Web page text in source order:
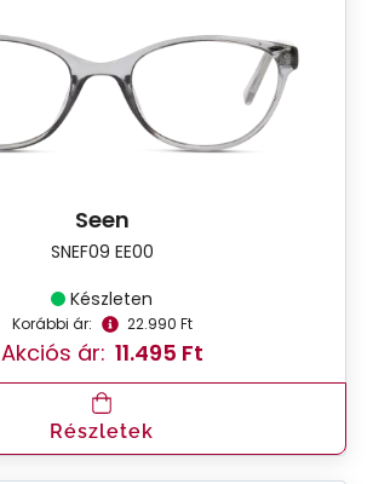
Seen
SNEF09 EE00
Készleten
Korábbi ár: 22.990 Ft
Akciós ár: 11.495 Ft
Részletek